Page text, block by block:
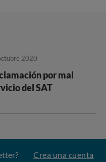
2020
por mal
del SAT
Crea una cuenta